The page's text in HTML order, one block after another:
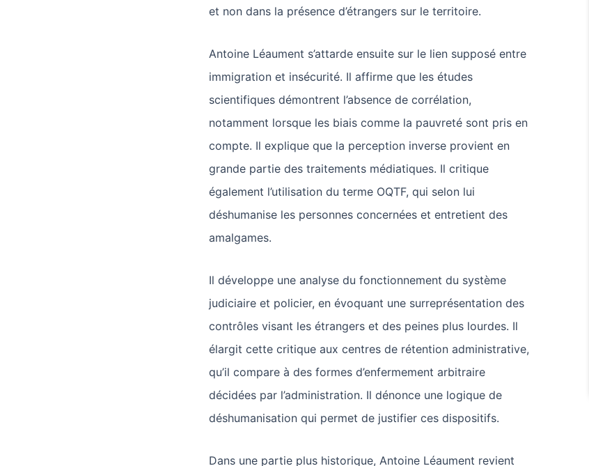
et non dans la présence d’étrangers sur le territoire.
Antoine Léaument s’attarde ensuite sur le lien supposé entre
immigration et insécurité. Il affirme que les études
scientifiques démontrent l’absence de corrélation,
notamment lorsque les biais comme la pauvreté sont pris en
compte. Il explique que la perception inverse provient en
grande partie des traitements médiatiques. Il critique
également l’utilisation du terme OQTF, qui selon lui
déshumanise les personnes concernées et entretient des
amalgames.
Il développe une analyse du fonctionnement du système
judiciaire et policier, en évoquant une surreprésentation des
contrôles visant les étrangers et des peines plus lourdes. Il
élargit cette critique aux centres de rétention administrative,
qu’il compare à des formes d’enfermement arbitraire
décidées par l’administration. Il dénonce une logique de
déshumanisation qui permet de justifier ces dispositifs.
Dans une partie plus historique, Antoine Léaument revient